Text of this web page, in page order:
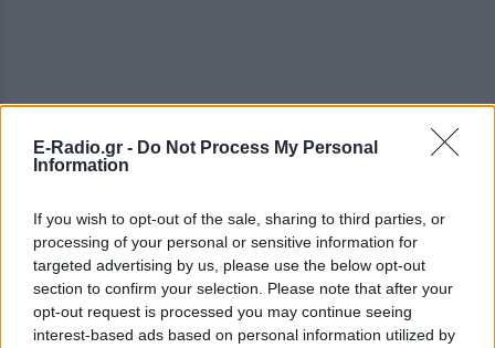
E-Radio.gr - Do Not Process My Personal
Information
If you wish to opt-out of the sale, sharing to third parties, or
processing of your personal or sensitive information for
targeted advertising by us, please use the below opt-out
section to confirm your selection. Please note that after your
opt-out request is processed you may continue seeing
interest-based ads based on personal information utilized by